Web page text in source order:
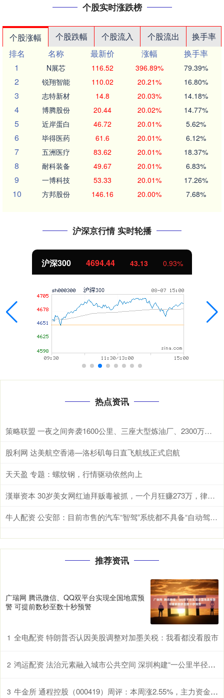
个股实时涨跌榜
个股涨幅 个股跌幅 个股流入 个股流出
换手率
排名
名称 最新价 涨幅
换手率
1
N展芯 116.52 396.89% 79.39%
2 锐翔智能 110.02 20.21% 16.80%
3 志特新材 14.8 20.03% 14.18%
4 博腾股份 20.44 20.02% 14.77%
5 近岸蛋白 46.72 20.01% 5.62%
6 毕得医药 61.6 20.01% 6.12%
7 五洲医疗 83.62 20.01% 18.37%
8 耐科装备 49.67 20.01% 6.83%
9 一博科技 53.33 20.01% 17.26%
10 方邦股份 146.16 20.00% 7.68%
沪深京行情 实时轮播
沪深300 4694.44 43.13 0.93%
热点资讯
策略联盟 一夜之间奔袭1600公里、三座大型炼油厂、2300万吨原油 在现代战
股利网 达美航空香港—洛杉矶每日直飞航线正式启航
天天盈 专题：螺纹钢，行情驱动依然向上
漢崋资本 30岁美女网红迪拜贩毒被抓，一个月狂赚273万，律师称她天真脆弱
牛人配资 公安部：目前市售的汽车“智驾”系统都不具备“自动驾驶”功能
推荐资讯
广瑞网 腾讯微信、QQ双平台实现全国地震预
警 可提前数秒至数十秒预警
1 全电配资 特朗普否认因美股调整对加墨关税：我看都没看股市
2 鸿运配资 法治元素融入城市公共空间 深圳构建“一公里半径普法圈”
3 牛金所 通程控股（000419）周评：本周涨2.55%，主力资金合计净流入275.97万元